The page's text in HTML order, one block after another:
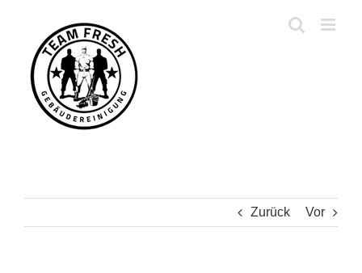
springen
Zurück Vor